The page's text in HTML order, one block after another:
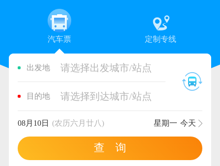
汽车票 定制专线
出发地 请选择出发城市/站点
目的地 请选择到达城市/站点
08月10日 (农历六月廿八) 星期一 今天
查 询